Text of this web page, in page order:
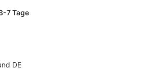
7 Tage
DE